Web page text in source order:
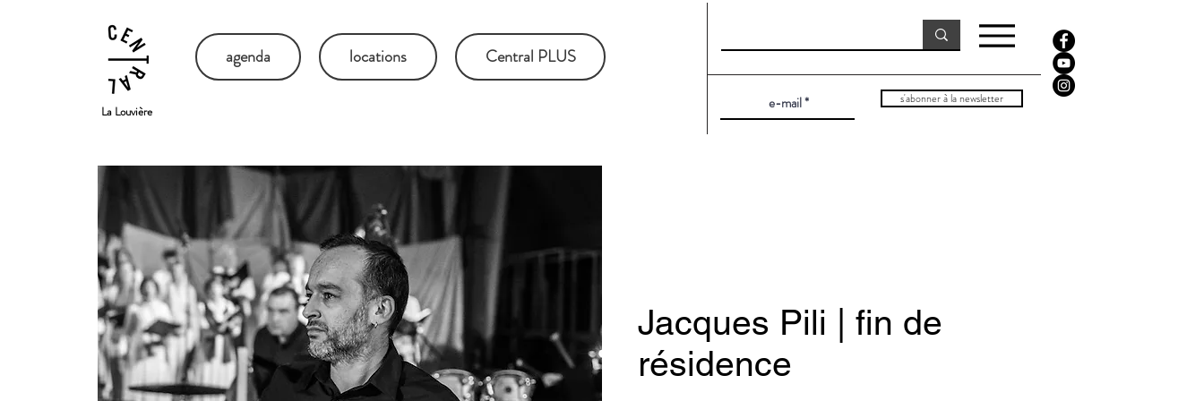
La Louvière
agenda locations Central PLUS
s'abonner à la newsletter
Jacques Pili | fin de
résidence